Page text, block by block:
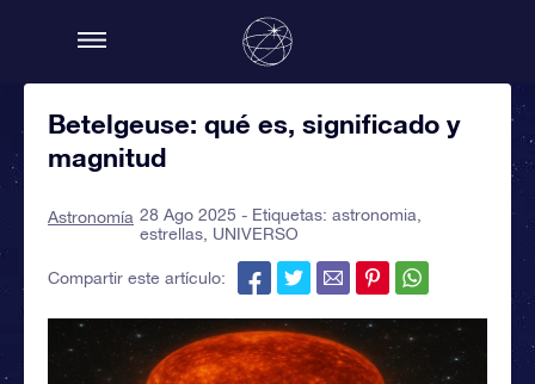
Betelgeuse: qué es, significado y
magnitud
Astronomía 28 Ago 2025 - Etiquetas: astronomia
estrellas UNIVERSO
Compartir este artículo: